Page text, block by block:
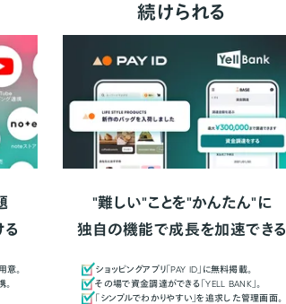
意。
続けられる
"難しい"ことを"かんたん"に
独自の機能で成長を加速できる
ショッピングアプリ「PAY ID」に無料掲載。
その場で資金調達ができる「YELL BANK」。
「シンプルでわかりやすい」を追求した管理画面。